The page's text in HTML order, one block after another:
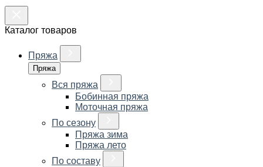
Каталог товаров
Пряжа
Пряжа
Вся пряжа
Бобинная пряжа
Моточная пряжа
По сезону
Пряжа зима
Пряжа лето
По составу